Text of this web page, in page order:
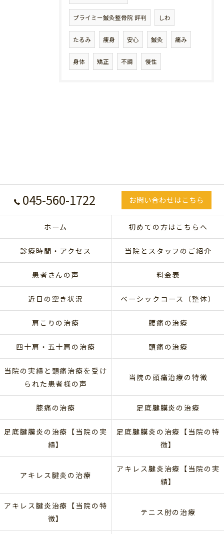
プライミー鍼灸整骨院 評判 しわ
たるみ 痩身 安心 鍼灸 痛み
身体 矯正 不調 慢性
045-560-1722 お問い合わせはこちら
ホーム 初めての方はこちらへ
診療時間・アクセス 当院とスタッフのご紹介
患者さんの声 料金表
近日の空き状況 ベーシックコース（整体）
肩こりの治療 腰痛の治療
四十肩・五十肩の治療 頭痛の治療
当院の実績と頭痛治療を受け
られた患者様の声
当院の頭痛治療の特徴
膝痛の治療 足底腱膜炎の治療
足底腱膜炎の治療【当院の実
績】
足底腱膜炎の治療【当院の特
徴】
アキレス腱炎の治療
アキレス腱炎治療【当院の実
績】
アキレス腱炎治療【当院の特
徴】
テニス肘の治療